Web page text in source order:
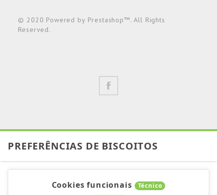
© 2020 Powered by Prestashop™. All Rights
Reserved.
PREFERÊNCIAS DE BISCOITOS
Cookies funcionais Técnico